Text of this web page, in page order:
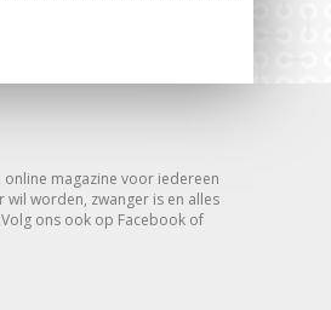
online magazine voor iedereen
wil worden, zwanger is en alles
ons ook op Facebook of